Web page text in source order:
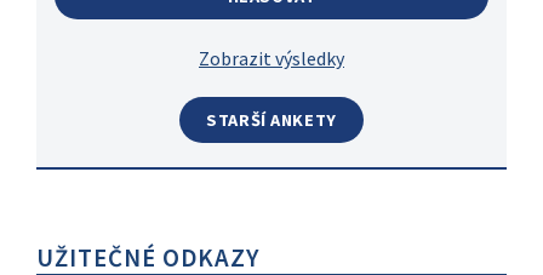
Zobrazit výsledky
STARŠÍ ANKETY
UŽITEČNÉ ODKAZY